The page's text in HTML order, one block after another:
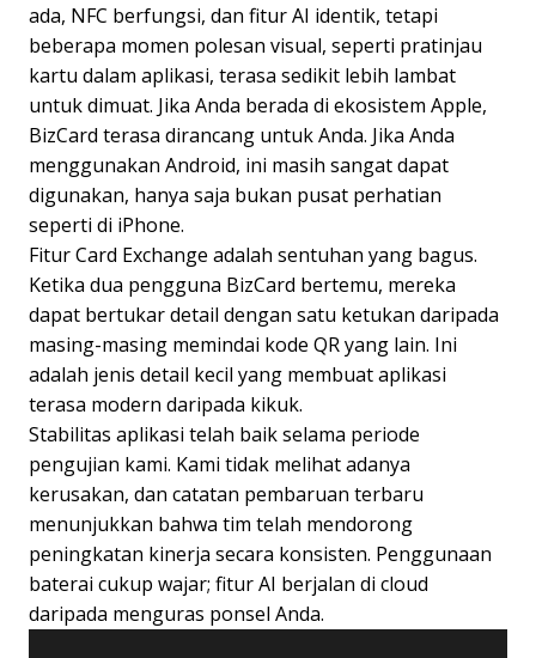
ada, NFC berfungsi, dan fitur AI identik, tetapi
beberapa momen polesan visual, seperti pratinjau
kartu dalam aplikasi, terasa sedikit lebih lambat
untuk dimuat. Jika Anda berada di ekosistem Apple,
BizCard terasa dirancang untuk Anda. Jika Anda
menggunakan Android, ini masih sangat dapat
digunakan, hanya saja bukan pusat perhatian
seperti di iPhone.
Fitur Card Exchange adalah sentuhan yang bagus.
Ketika dua pengguna BizCard bertemu, mereka
dapat bertukar detail dengan satu ketukan daripada
masing-masing memindai kode QR yang lain. Ini
adalah jenis detail kecil yang membuat aplikasi
terasa modern daripada kikuk.
Stabilitas aplikasi telah baik selama periode
pengujian kami. Kami tidak melihat adanya
kerusakan, dan catatan pembaruan terbaru
menunjukkan bahwa tim telah mendorong
peningkatan kinerja secara konsisten. Penggunaan
baterai cukup wajar; fitur AI berjalan di cloud
daripada menguras ponsel Anda.